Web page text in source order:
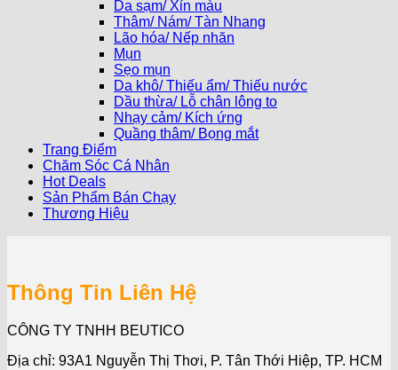
Da sạm/ Xỉn màu
Thâm/ Nám/ Tàn Nhang
Lão hóa/ Nếp nhăn
Mụn
Sẹo mụn
Da khô/ Thiếu ẩm/ Thiếu nước
Dầu thừa/ Lỗ chân lông to
Nhạy cảm/ Kích ứng
Quầng thâm/ Bọng mắt
Trang Điểm
Chăm Sóc Cá Nhân
Hot Deals
Sản Phẩm Bán Chạy
Thương Hiệu
Thông Tin Liên Hệ
CÔNG TY TNHH BEUTICO
Địa chỉ: 93A1 Nguyễn Thị Thơi, P. Tân Thới Hiệp, TP. HCM